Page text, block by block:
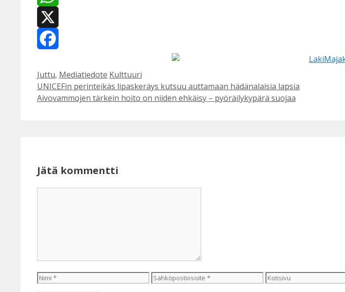
WhatsApp
X
Kategoriat
Juttu, Mediatiedote Avainsanat
Kulttuuri
UNICEFin perinteikäs lipaskeräys kutsuu auttamaan hädänalaisia lapsia
Aivovammojen tärkein hoito on niiden ehkäisy – pyöräilykypärä suojaa
Jätä kommentti
Nimi Sähköpostiosoite Kotisivu